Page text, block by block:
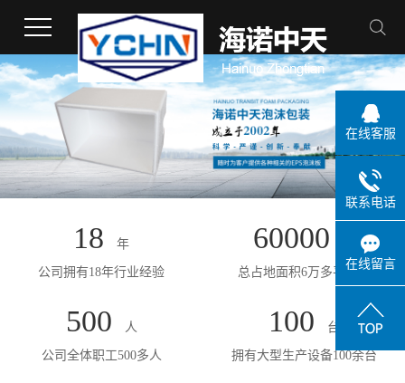
18 年
公司拥有18年行业经验
60000
总占地面积6万多平方米
500 人
公司全体职工500多人
100 台
拥有大型生产设备100余台
在线客服
联系电话
在线留言